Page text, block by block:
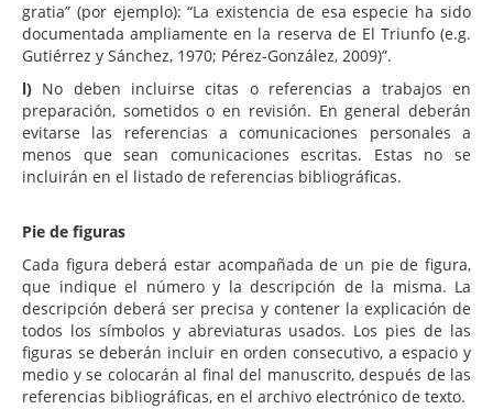
gratia” (por ejemplo): “La existencia de esa especie ha sido
documentada ampliamente en la reserva de El Triunfo (e.g.
Gutiérrez y Sánchez, 1970; Pérez-González, 2009)”.
l) No deben incluirse citas o referencias a trabajos en
preparación, sometidos o en revisión. En general deberán
evitarse las referencias a comunicaciones personales a
menos que sean comunicaciones escritas. Estas no se
incluirán en el listado de referencias bibliográficas.
Pie de figuras
Cada figura deberá estar acompañada de un pie de figura,
que indique el número y la descripción de la misma. La
descripción deberá ser precisa y contener la explicación de
todos los símbolos y abreviaturas usados. Los pies de las
figuras se deberán incluir en orden consecutivo, a espacio y
medio y se colocarán al final del manuscrito, después de las
referencias bibliográficas, en el archivo electrónico de texto.